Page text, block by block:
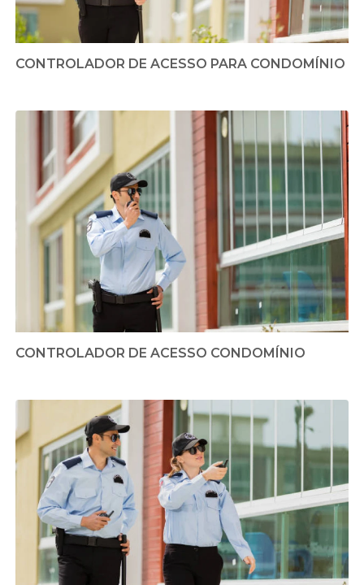
CONTROLADOR DE ACESSO PARA CONDOMÍNIO
CONTROLADOR DE ACESSO CONDOMÍNIO